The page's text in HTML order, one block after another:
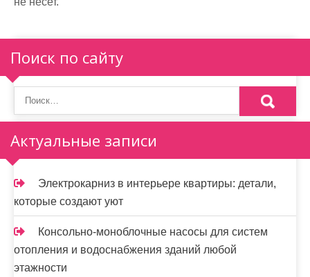
Поиск по сайту
Актуальные записи
Электрокарниз в интерьере квартиры: детали,
которые создают уют
Консольно-моноблочные насосы для систем
отопления и водоснабжения зданий любой
этажности